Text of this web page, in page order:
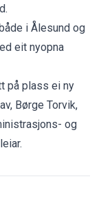
i Ålesund og
eit nyopna
på plass ei ny
Børge Torvik,
og